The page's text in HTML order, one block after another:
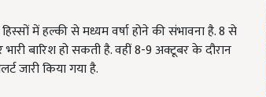
में हल्की से मध्यम वर्षा होने की संभावना है. 8 से
बारिश हो सकती है. वहीं 8-9 अक्टूबर के दौरान
जारी किया गया है.